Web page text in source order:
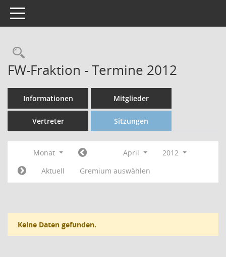
Toggle navigation
FW-Fraktion - Termine 2012
Informationen Mitglieder
Vertreter Sitzungen
Monat April
2012
Aktuell
Gremium auswählen
Keine Daten gefunden.